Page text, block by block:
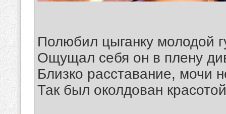
Полюбил цыганку молодой
Ощущал себя он в плену
Близко расставание, мочи
Так был околдован